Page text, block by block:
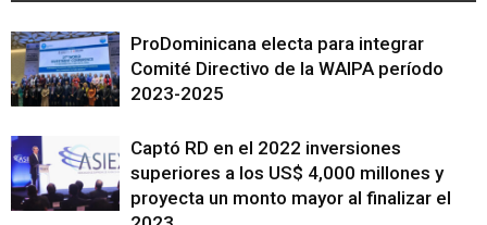
ProDominicana electa para integrar
Comité Directivo de la WAIPA período
2023-2025
Captó RD en el 2022 inversiones
superiores a los US$ 4,000 millones y
proyecta un monto mayor al finalizar el